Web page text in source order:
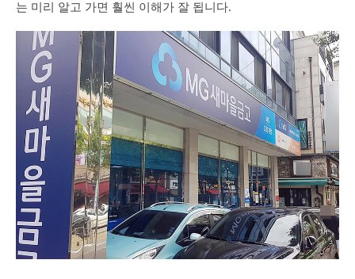
는 미리 알고 가면 훨씬 이해가 잘 됩니다.